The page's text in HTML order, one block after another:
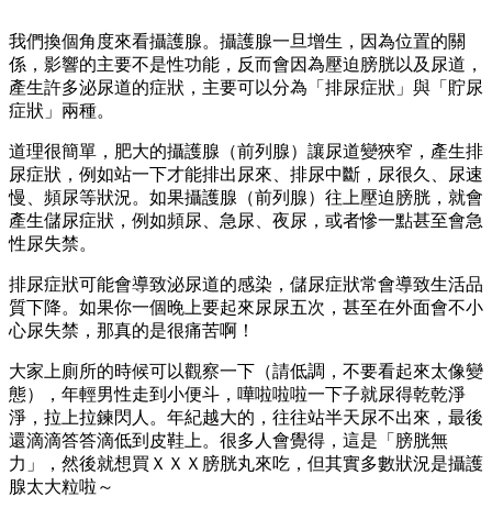
我們換個角度來看攝護腺。攝護腺一旦增生，因為位置的關
係，影響的主要不是性功能，反而會因為壓迫膀胱以及尿道，
產生許多泌尿道的症狀，主要可以分為「排尿症狀」與「貯尿
症狀」兩種。
道理很簡單，肥大的攝護腺（前列腺）讓尿道變狹窄，產生排
尿症狀，例如站一下才能排出尿來、排尿中斷，尿很久、尿速
慢、頻尿等狀況。如果攝護腺（前列腺）往上壓迫膀胱，就會
產生儲尿症狀，例如頻尿、急尿、夜尿，或者慘一點甚至會急
性尿失禁。
排尿症狀可能會導致泌尿道的感染，儲尿症狀常會導致生活品
質下降。如果你一個晚上要起來尿尿五次，甚至在外面會不小
心尿失禁，那真的是很痛苦啊！
大家上廁所的時候可以觀察一下（請低調，不要看起來太像變
態），年輕男性走到小便斗，嘩啦啦啦一下子就尿得乾乾淨
淨，拉上拉鍊閃人。年紀越大的，往往站半天尿不出來，最後
還滴滴答答滴低到皮鞋上。很多人會覺得，這是「膀胱無
力」，然後就想買ＸＸＸ膀胱丸來吃，但其實多數狀況是攝護
腺太大粒啦～